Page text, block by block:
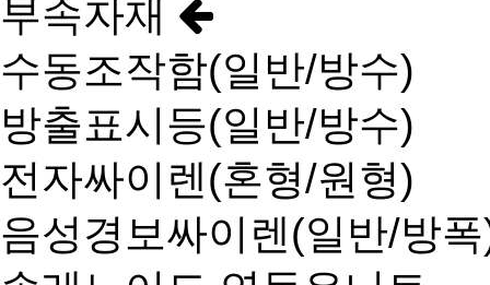
부속자재
수동조작함(일반/방수)
방출표시등(일반/방수)
전자싸이렌(혼형/원형)
음성경보싸이렌(일반/방